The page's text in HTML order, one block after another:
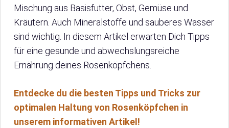
Mischung aus Basisfutter, Obst, Gemüse und
Kräutern. Auch Mineralstoffe und sauberes Wasser
sind wichtig. In diesem Artikel erwarten Dich Tipps
für eine gesunde und abwechslungsreiche
Ernährung deines Rosenköpfchens.
Entdecke du die besten Tipps und Tricks zur
optimalen Haltung von Rosenköpfchen in
unserem informativen Artikel!